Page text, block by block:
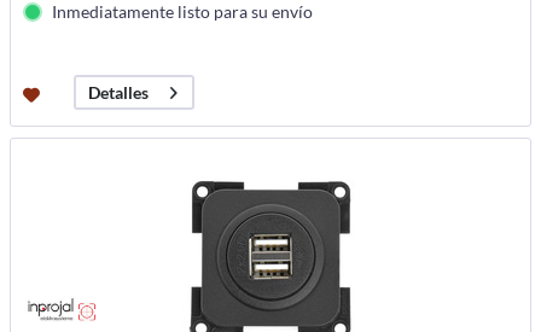
Inmediatamente listo para su envío
Detalles